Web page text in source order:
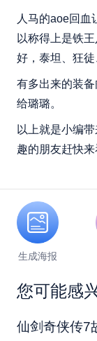
人马的aoe回血
以称得上是铁
好，泰坦、狂徒
有多出来的装
给璐璐。
以上就是小编
趣的朋友赶快来
生成海报
您可能感
仙剑奇侠传7